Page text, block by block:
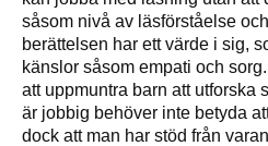
såsom nivå av läsförståelse
berättelsen har ett värde i sig,
känslor såsom empati och
att uppmuntra barn att utforska
är jobbig behöver inte betyda
dock att man har stöd från